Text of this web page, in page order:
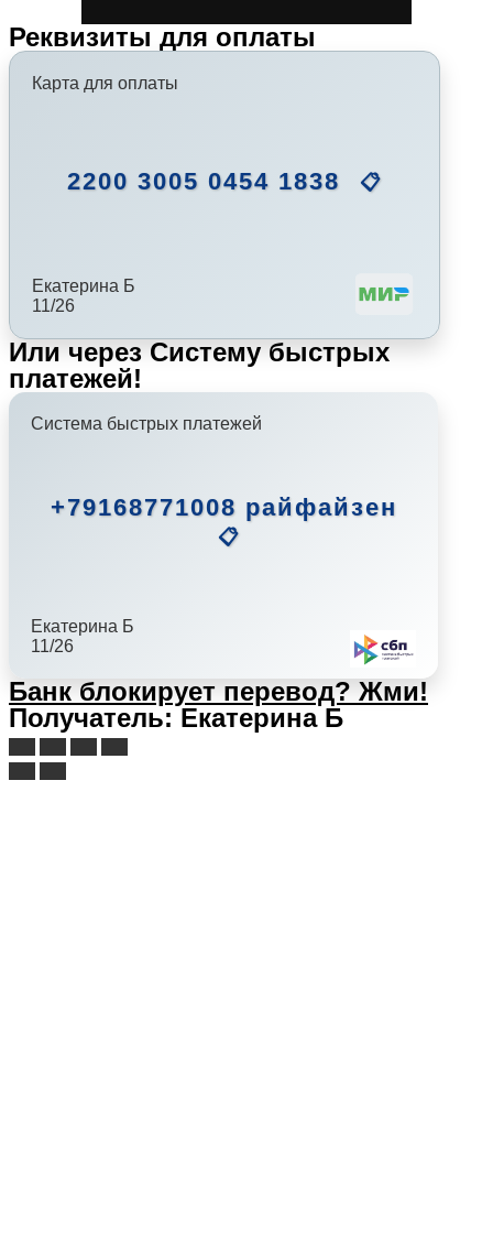
Реквизиты для оплаты
Карта для оплаты
2200 3005 0454 1838 📋
Екатерина Б
11/26
Или через Систему быстрых
платежей!
Система быстрых платежей
+79168771008 райфайзен
📋
Екатерина Б
11/26
Банк блокирует перевод? Жми!
Получатель: Екатерина Б